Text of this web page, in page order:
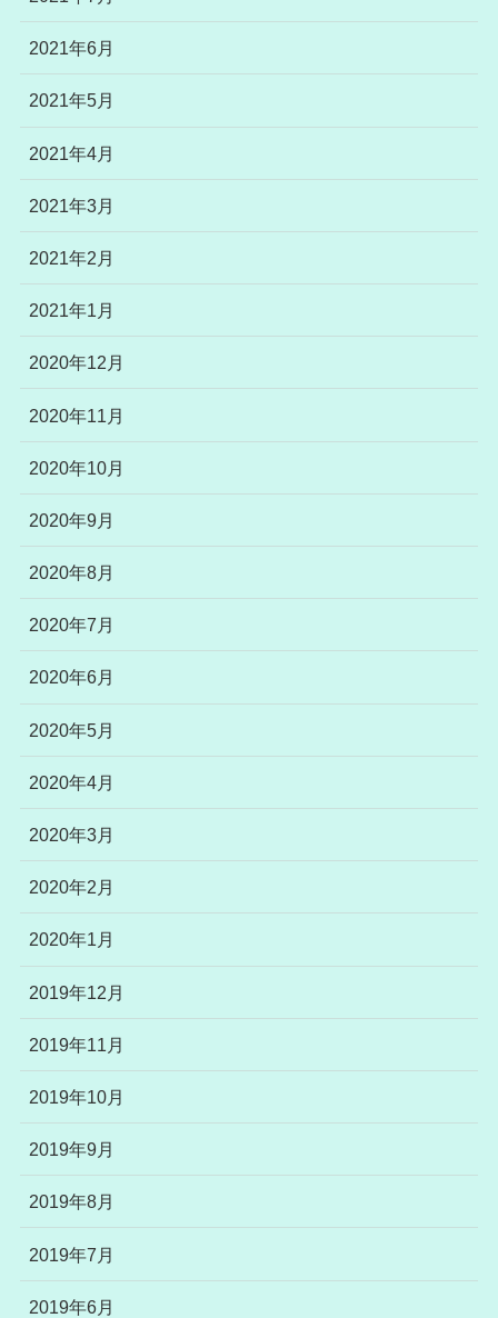
2021年6月
2021年5月
2021年4月
2021年3月
2021年2月
2021年1月
2020年12月
2020年11月
2020年10月
2020年9月
2020年8月
2020年7月
2020年6月
2020年5月
2020年4月
2020年3月
2020年2月
2020年1月
2019年12月
2019年11月
2019年10月
2019年9月
2019年8月
2019年7月
2019年6月